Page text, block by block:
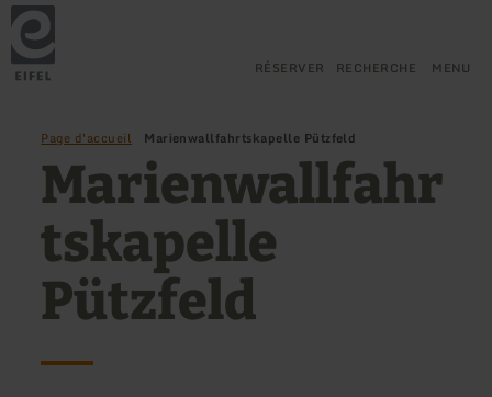
Retour
à
la
page
d'accueil
RÉSERVER RECHERCHE MENU
Page d'accueil Marienwallfahrtskapelle Pützfeld
Marienwallfahr
tskapelle
Pützfeld